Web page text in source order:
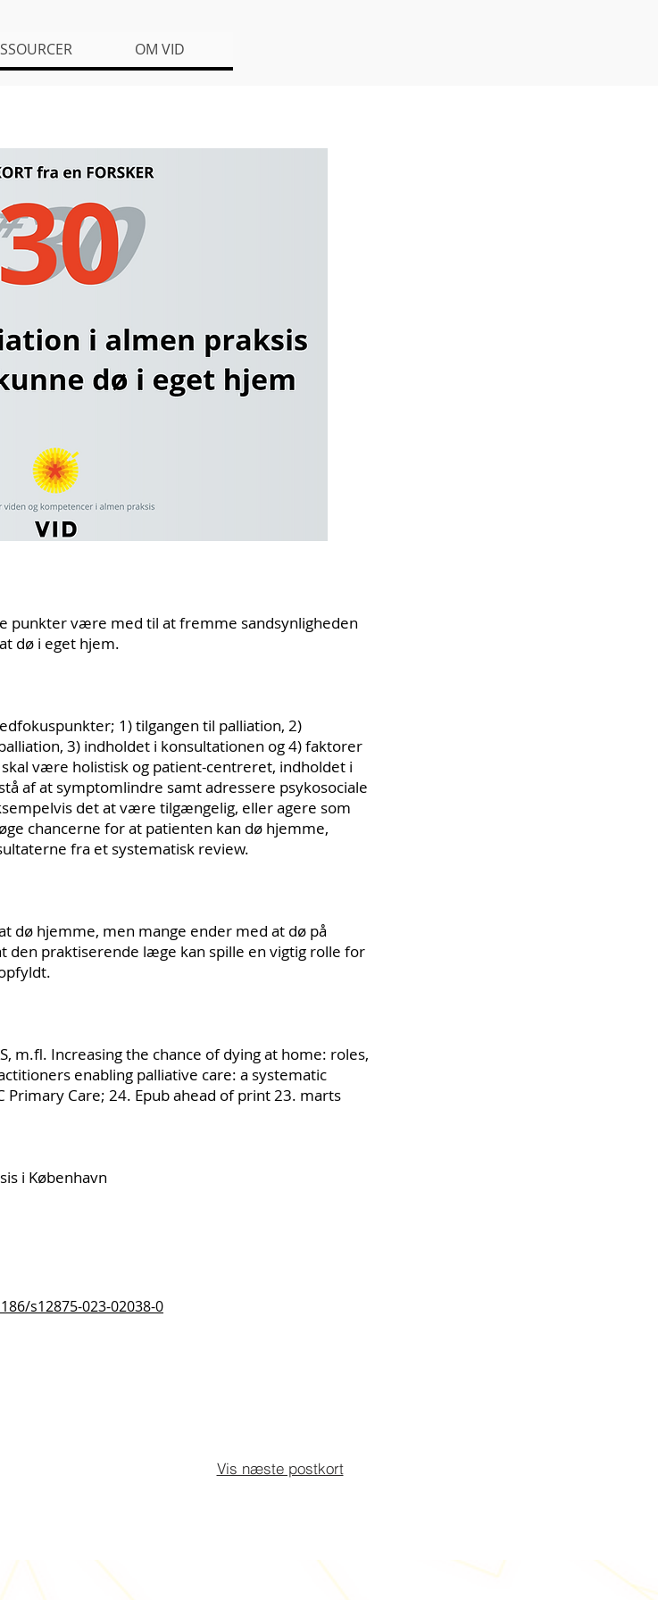
OM VID
punkter være med til at fremme sandsynligheden
dø i eget hjem.
1) tilgangen til palliation, 2)
3) indholdet i konsultationen og 4) faktorer
være holistisk og patient-centreret, indholdet i
af at symptomlindre samt adressere psykosociale
det at være tilgængelig, eller agere som
chancerne for at patienten kan dø hjemme,
fra et systematisk review.
dø hjemme, men mange ender med at dø på
den praktiserende læge kan spille en vigtig rolle for
m.fl. Increasing the chance of dying at home: roles,
enabling palliative care: a systematic
Care; 24. Epub ahead of print 23. marts
i København
s12875-023-02038-0
Vis næste postkort